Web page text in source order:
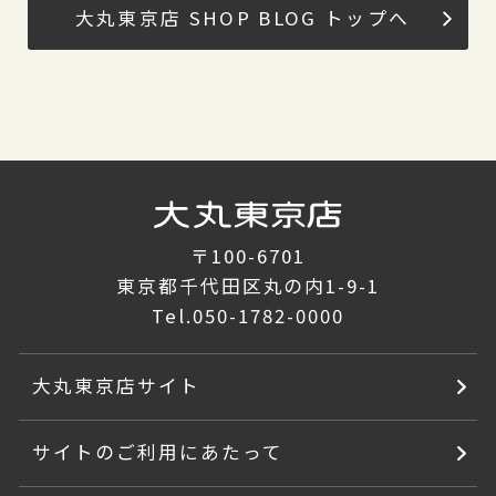
大丸東京店 SHOP BLOG トップへ
〒100-6701
東京都千代田区丸の内1-9-1
Tel.050-1782-0000
大丸東京店サイト
サイトのご利用にあたって